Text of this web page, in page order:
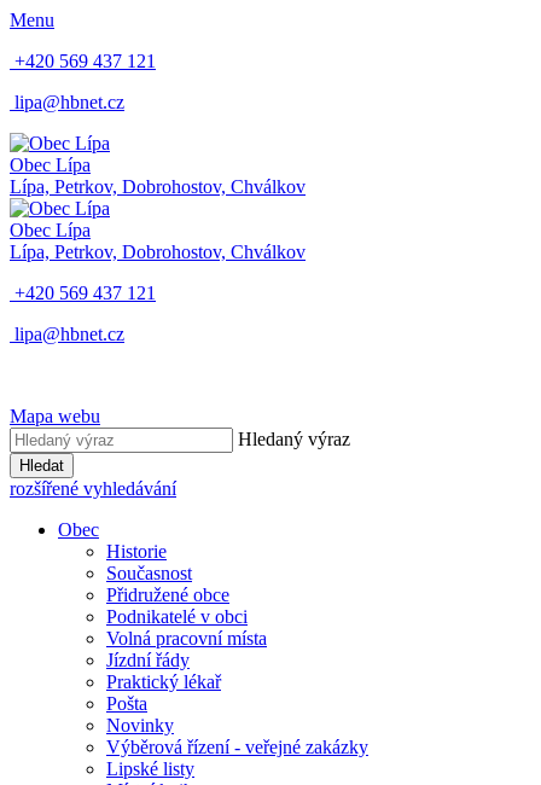
Menu
+420 569 437 121
lipa@hbnet.cz
Obec Lípa
Lípa, Petrkov, Dobrohostov, Chválkov
Obec Lípa
Lípa, Petrkov, Dobrohostov, Chválkov
+420 569 437 121
lipa@hbnet.cz
Mapa webu
Hledaný výraz
Hledat
rozšířené vyhledávání
Obec
Historie
Současnost
Přidružené obce
Podnikatelé v obci
Volná pracovní místa
Jízdní řády
Praktický lékař
Pošta
Novinky
Výběrová řízení - veřejné zakázky
Lipské listy